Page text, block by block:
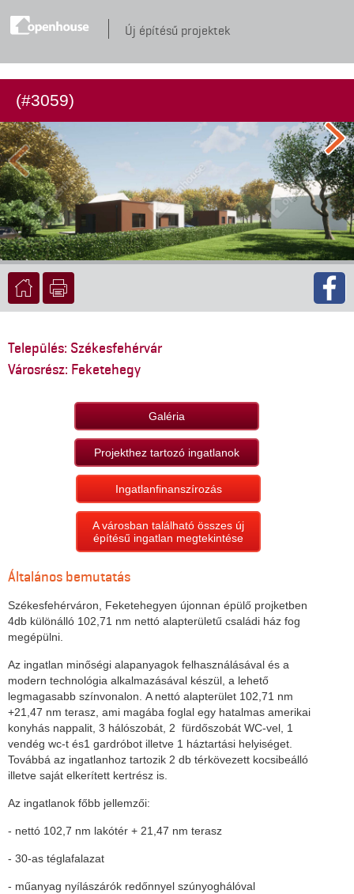
Új építésű projektek
(#3059)
Település: Székesfehérvár
Városrész: Feketehegy
Galéria
Projekthez tartozó ingatlanok
Ingatlanfinanszírozás
A városban található összes új
építésű ingatlan megtekintése
Általános bemutatás
Székesfehérváron, Feketehegyen újonnan épülő projketben
4db különálló 102,71 nm nettó alapterületű családi ház fog
megépülni.
Az ingatlan minőségi alapanyagok felhasználásával és a
modern technológia alkalmazásával készül, a lehető
legmagasabb színvonalon. A nettó alapterület 102,71 nm
+21,47 nm terasz, ami magába foglal egy hatalmas amerikai
konyhás nappalit, 3 hálószobát, 2 fürdőszobát WC-vel, 1
vendég wc-t és1 gardróbot illetve 1 háztartási helyiséget.
Továbbá az ingatlanhoz tartozik 2 db térkövezett kocsibeálló
illetve saját elkerített kertrész is.
Az ingatlanok főbb jellemzői:
- nettó 102,7 nm lakótér + 21,47 nm terasz
- 30-as téglafalazat
- műanyag nyílászárók redőnnyel szúnyoghálóval